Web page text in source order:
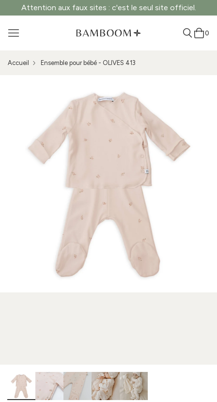
Attention aux faux sites : c'est le seul site officiel.
0
Accueil Ensemble pour bébé - OLIVES 413